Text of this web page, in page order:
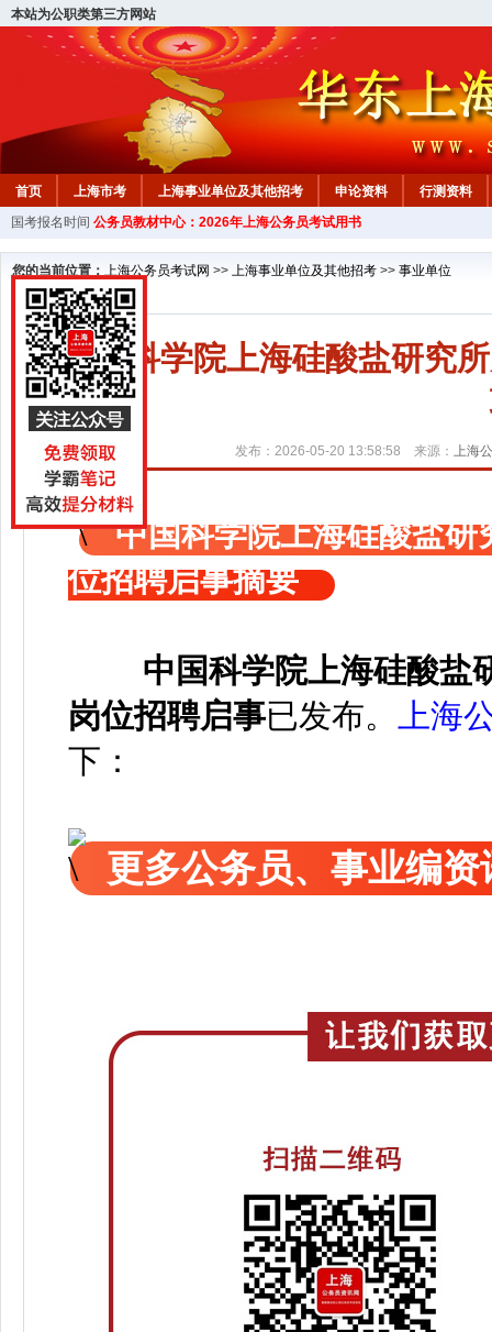
本站为公职类第三方网站
首页 上海市考 上海事业单位及其他招考 申论资料
行测资料
国考报名时间 公务员教材中心：2026年上海公务员考试用书
您的当前位置： 上海公务员考试网 >> 上海事业单位及其他招考 >> 事业单位
中国科学院上海硅酸盐研究
发布：2026-05-20 13:58:58 来源： 上海
中国科学院上海硅酸盐
位招聘启事摘要
中国科学院上海硅酸盐
岗位招聘启事已发布。
上海
下：
更多公务员、事业编资